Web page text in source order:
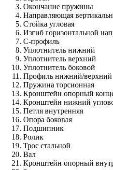
Окончание пружины
Направляющая
Стойка угловая
Изгиб горизонтальной
С-профиль
Уплотнитель нижний
Уплотнитель верхний
Уплотнитель боковой
Профиль нижний/верхний
Пружина торсионная
Кронштейн опорный
Кронштейн нижний
Петля внутренняя
Опора боковая
Подшипник
Ролик
Трос стальной
Вал
Кронштейн опорный